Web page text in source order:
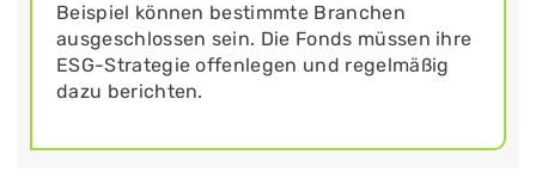
Beispiel können bestimmte Branchen
ausgeschlossen sein. Die Fonds müssen ihre
ESG-Strategie offenlegen und regelmäßig
dazu berichten.